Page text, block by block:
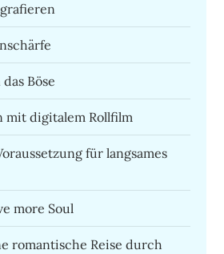
Böse
mit digitalem Rollfilm
für langsames
more Soul
romantische Reise durch